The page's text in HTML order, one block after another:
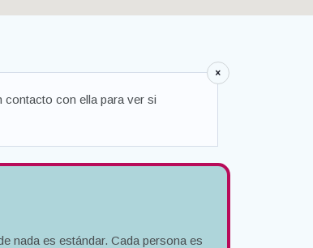
contacto con ella para ver si
nada es estándar. Cada persona es